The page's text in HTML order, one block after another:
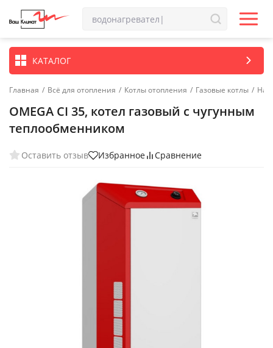
КАТАЛОГ
Главная / Всё для отопления / Котлы отопления / Газовые котлы /
OMEGA CI 35, котел газовый с чугунным
теплообменником
Оставить отзыв Избранное Сравнение